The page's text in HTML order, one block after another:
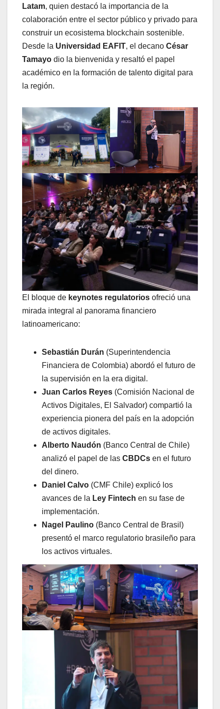
Latam, quien destacó la importancia de la
colaboración entre el sector público y privado para
construir un ecosistema blockchain sostenible.
Desde la Universidad EAFIT, el decano César
Tamayo dio la bienvenida y resaltó el papel
académico en la formación de talento digital para
la región.
El bloque de keynotes regulatorios ofreció una
mirada integral al panorama financiero
latinoamericano:
Sebastián Durán (Superintendencia
Financiera de Colombia) abordó el futuro de
la supervisión en la era digital.
Juan Carlos Reyes (Comisión Nacional de
Activos Digitales, El Salvador) compartió la
experiencia pionera del país en la adopción
de activos digitales.
Alberto Naudón (Banco Central de Chile)
analizó el papel de las CBDCs en el futuro
del dinero.
Daniel Calvo (CMF Chile) explicó los
avances de la Ley Fintech en su fase de
implementación.
Nagel Paulino (Banco Central de Brasil)
presentó el marco regulatorio brasileño para
los activos virtuales.